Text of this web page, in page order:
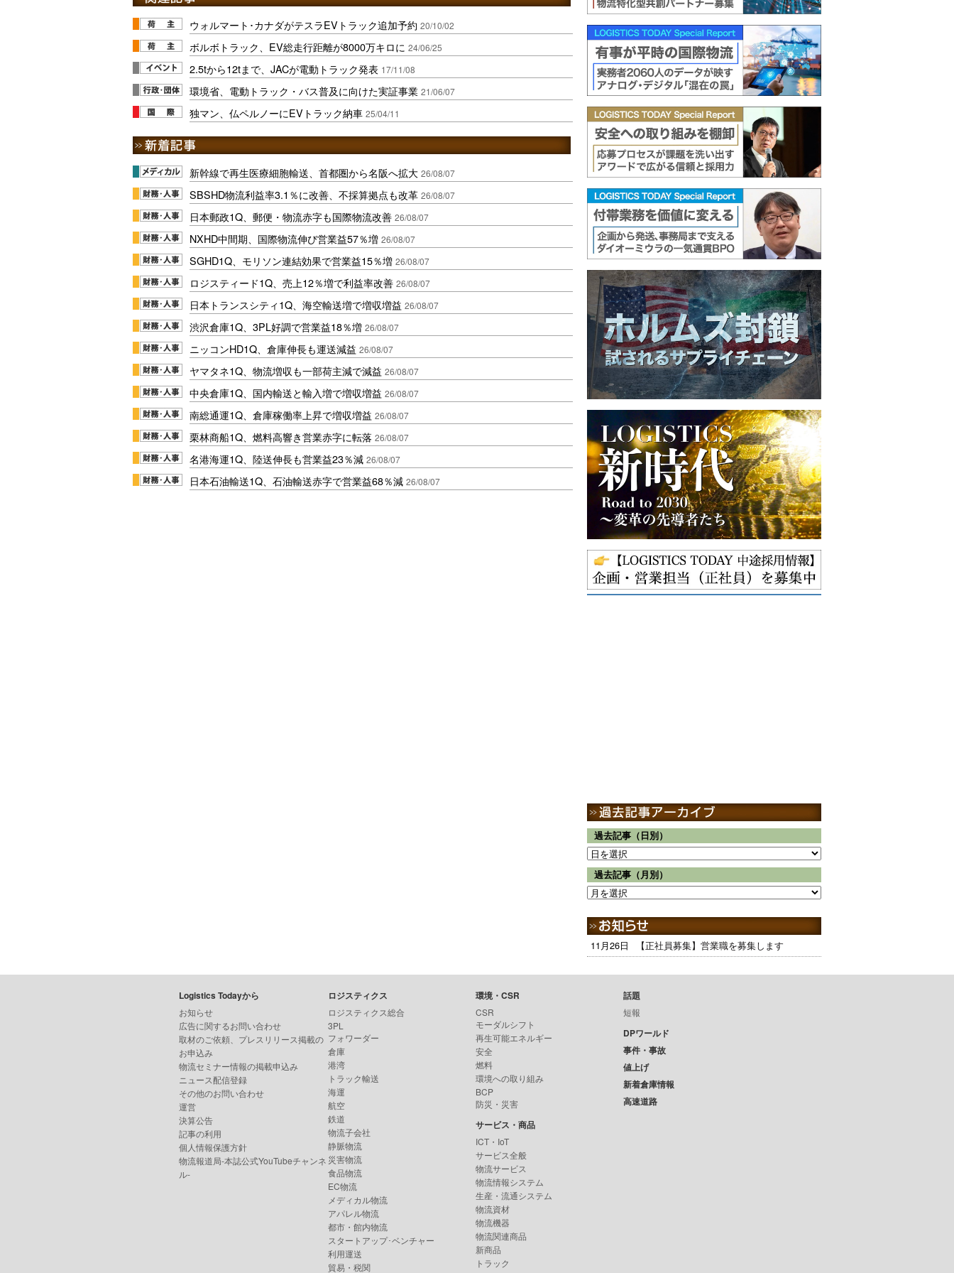
ウォルマート･カナダがテスラEVトラック追加予約 20/10/02
ボルボトラック、EV総走行距離が8000万キロに 24/06/25
2.5tから12tまで、JACが電動トラック発表 17/11/08
環境省、電動トラック・バス普及に向けた実証事業 21/06/07
独マン、仏ペルノーにEVトラック納車 25/04/11
新幹線で再生医療細胞輸送、首都圏から名阪へ拡大 26/08/07
SBSHD物流利益率3.1％に改善、不採算拠点も改革 26/08/07
日本郵政1Q、郵便・物流赤字も国際物流改善 26/08/07
NXHD中間期、国際物流伸び営業益57％増 26/08/07
SGHD1Q、モリソン連結効果で営業益15％増 26/08/07
ロジスティード1Q、売上12％増で利益率改善 26/08/07
日本トランスシティ1Q、海空輸送増で増収増益 26/08/07
渋沢倉庫1Q、3PL好調で営業益18％増 26/08/07
ニッコンHD1Q、倉庫伸長も運送減益 26/08/07
ヤマタネ1Q、物流増収も一部荷主減で減益 26/08/07
中央倉庫1Q、国内輸送と輸入増で増収増益 26/08/07
南総通運1Q、倉庫稼働率上昇で増収増益 26/08/07
栗林商船1Q、燃料高響き営業赤字に転落 26/08/07
名港海運1Q、陸送伸長も営業益23％減 26/08/07
日本石油輸送1Q、石油輸送赤字で営業益68％減 26/08/07
過去記事（日別）
過去記事（月別）
11月26日 【正社員募集】営業職を募集します
Logistics Todayから
お知らせ
広告に関するお問い合わせ
取材のご依頼、プレスリリース掲載の
お申込み
物流セミナー情報の掲載申込み
ニュース配信登録
その他のお問い合わせ
運営
決算公告
記事の利用
個人情報保護方針
物流報道局-本誌公式YouTubeチャンネ
ル-
ロジスティクス
ロジスティクス総合
3PL
フォワーダー
倉庫
港湾
トラック輸送
海運
航空
鉄道
物流子会社
静脈物流
災害物流
食品物流
EC物流
メディカル物流
アパレル物流
都市・館内物流
スタートアップ･ベンチャー
利用運送
貿易・税関
環境・CSR
CSR
モーダルシフト
再生可能エネルギー
安全
燃料
環境への取り組み
BCP
防災・災害
サービス・商品
ICT・IoT
サービス全般
物流サービス
物流情報システム
生産・流通システム
物流資材
物流機器
物流関連商品
新商品
トラック
話題
短報
DPワールド
事件・事故
値上げ
新着倉庫情報
高速道路